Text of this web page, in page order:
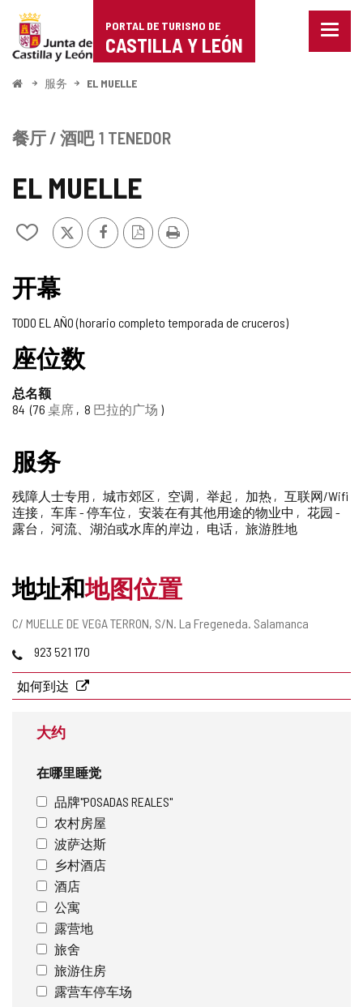
Portal
de
Turismo
Castilla
León
PORTAL DE TURISMO DE
CASTILLA Y LEÓN
菜
开
服务 EL MUELLE
EL MUELLE
从
笔
记
中
添
加/
删
除
推
特
FacebookPDF
版
打
印
餐厅 / 酒吧 1 TENEDOR
开幕
TODO EL AÑO (horario completo temporada de cruceros)
座位数
总名额
84 76 桌席 8 巴拉的广场
服务
残障人士专用 城市郊区 空调 举起 加热
互联网/Wifi
连接
车库 - 停车位 安装在有其他用途的物业中
花园 -
露台
河流、湖泊或水库的岸边 电话 旅游胜地
地址和地图位置
邮
地
址
C/ MUELLE DE VEGA TERRON, S/N. La Fregeneda. Salamanca
电
923 521 170
如何到达
大约
在哪里睡觉
品牌"POSADAS REALES"
农村房屋
波萨达斯
乡村酒店
酒店
公寓
露营地
旅舍
旅游住房
露营车停车场